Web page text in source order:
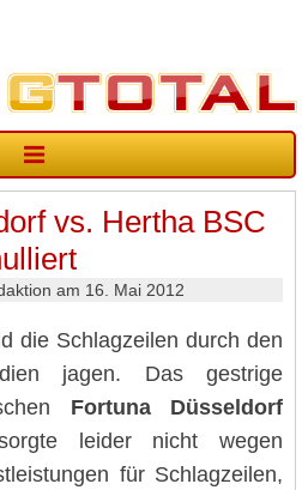
vs. Hertha BSC
am 16. Mai 2012
die Schlagzeilen durch den
jagen. Das gestrige
Fortuna Düsseldorf
leider nicht wegen
für Schlagzeilen,